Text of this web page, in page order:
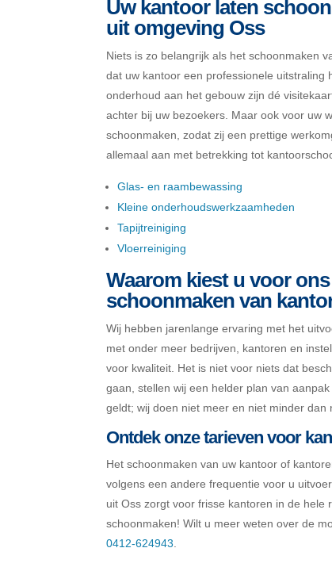
Uw kantoor laten
uit omgeving Oss
Niets is zo belangrijk als het schoonmaken
dat uw kantoor een professionele
onderhoud aan het gebouw zijn dé
achter bij uw bezoekers. Maar ook voor uw
schoonmaken, zodat zij een prettige
allemaal aan met betrekking tot
Glas- en raambewassing
Kleine onderhoudswerkzaamheden
Tapijtreiniging
Vloerreiniging
Waarom kiest u voor
schoonmaken van
Wij hebben jarenlange ervaring met het
met onder meer bedrijven, kantoren en
voor kwaliteit. Het is niet voor niets dat
gaan, stellen wij een helder plan van
geldt; wij doen niet meer en niet minder dan
Ontdek onze tarieven voor
Het schoonmaken van uw kantoor of
volgens een andere frequentie voor u
uit Oss zorgt voor frisse kantoren in de
schoonmaken! Wilt u meer weten over de
0412-624943